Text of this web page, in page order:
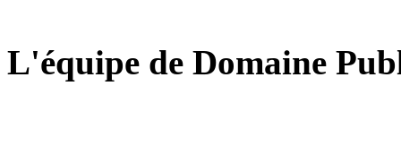
L'équipe de Domaine